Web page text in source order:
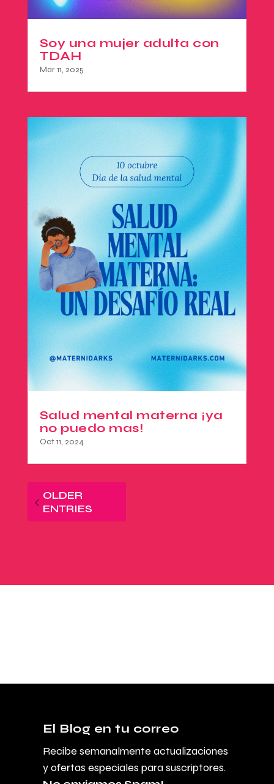
Soy una mujer adulta con
TDAH
Mar 11, 2025
Salud mental materna ¡ya
no puedo mas!
Oct 11, 2024
OLDER
ENTRIES
El Blog en tu correo
Recibe semanalmente actualizaciones
y ofertas especiales para suscriptores.